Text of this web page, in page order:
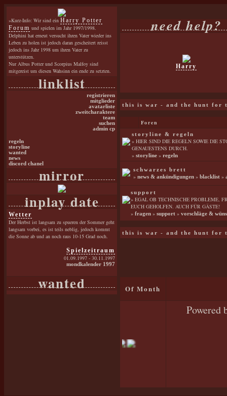
»Kurz-Info: Wir sind ein Harry Potter
Forum und spielen im Jahr 1997/1998.
Delphini hat erneut versucht ihren Vater wieder ins
Leben zu holen ist jedoch daran gescheitert reisst
jedoch ins Jahr 1998 um ihren Vater zu
unterstützen.
Nur Albus Potter und Scorpius Malfoy sind
mitgereist um diesen Wahsinn ein ende zu setzten.
linklist
registrieren
mitglieder
avatarliste
zweitcharaktere
team
suchen
admin cp
regeln
storyline
wanted
news
discord chanel
mirror
inplay date
Wetter
Der Herbst ist langsam zu spueren der Sommer geht
langsam vorbei, es ist teils neblig, jedoch kommt
die Sonne ab und an noch raus 10-15 Grad noch.
Spielzeitraum
01.09.1997 - 30.11.1997
mondkalender 1997
wanted
need help?
Harry
this is war - and the hunt for
Foren
storyline & regeln
» HIER SIND DIE REGELN SOWIE DIE
GENAUESTENS DURCH.
» storyline » regeln
schwarzes brett
» news & ankündigungen » blacklist »
support
» EGAL OB TECHNISCHE PROBLEME,
EUCH GEHOLFEN. AUCH FÜR GÄSTE!
» fragen » support » vorschläge &
this is war - and the hunt for
Of Month
Powered